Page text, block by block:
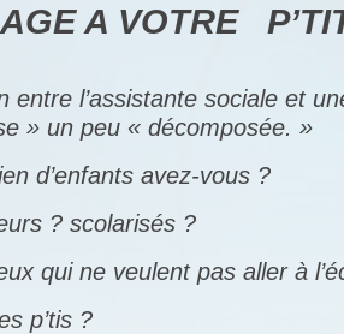
A VOTRE
entre l’assistante sociale et
» un peu « décomposée. »
d’enfants avez-vous ?
? scolarisés ?
qui ne veulent pas aller à
p’tis ?